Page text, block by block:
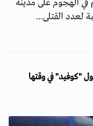
لقوا حتفهم في الهجوم على مدينة
لعدد القتلى...
"كوفيد" في وقتها